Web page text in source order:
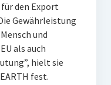
den Export
Gewährleistung
und
als auch
hielt sie
fest.